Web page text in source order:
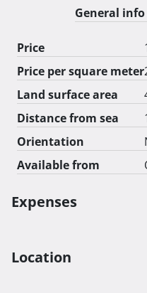
General
Price
Price per square meter
Land surface area
Distance from sea
Orientation
Available from
Expenses
Location